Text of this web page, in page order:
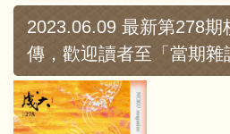
2023.06.09 最新第278期
傳，歡迎讀者至「當期雜